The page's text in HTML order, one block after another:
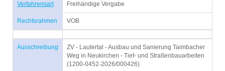
Verfahrensart Freihändige Vergabe
Rechtsrahmen VOB
Ausschreibung
ZV - Lautertal - Ausbau und Sanierung Taimbacher
Weg in Neukirchen - Tief- und Straßenbauarbeiten
(1200-0452-2026/000426)